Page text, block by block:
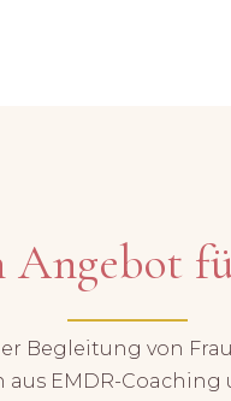
Angebot
Begleitung von
EMDR-